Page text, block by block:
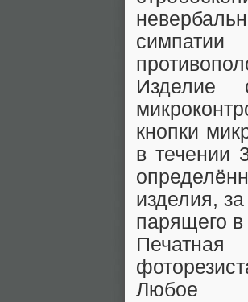
Изделие
кнопки
в течении
изделия,
парящего в
Любое